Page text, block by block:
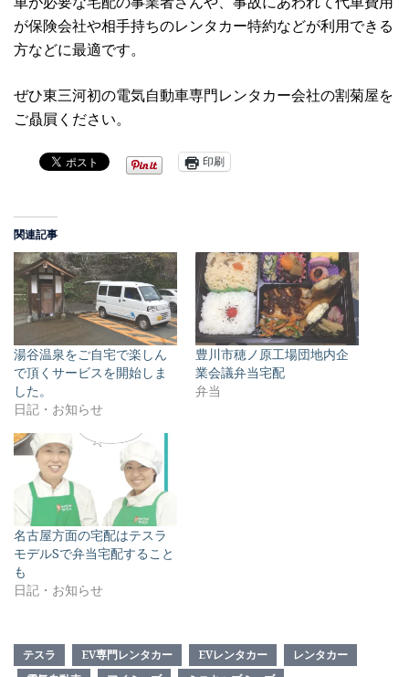
が保険会社や相手持ちのレンタカー特約などが利用できる
方などに最適です。
ぜひ東三河初の電気自動車専門レンタカー会社の割菊屋を
ご贔屓ください。
印刷
関連記事
湯谷温泉をご自宅で楽しん
で頂くサービスを開始しま
した。
日記・お知らせ
豊川市穂ノ原工場団地内企
業会議弁当宅配
弁当
名古屋方面の宅配はテスラ
モデルSで弁当宅配すること
も
日記・お知らせ
テスラ EV専門レンタカー EVレンタカー
レンタカー